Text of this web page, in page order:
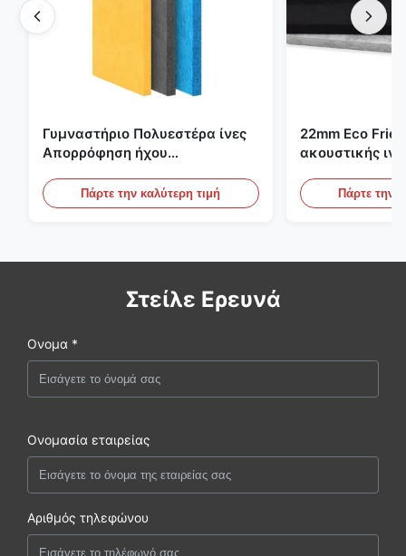
Γυμναστήριο Πολυεστέρα ίνες
Απορρόφηση ήχου
εξατομικευμένο σχεδιασμό
Πάρτε την καλύτερη τιμή
22mm Eco
ακουστικής
σινεμάΠάρτε την
Στείλε Ερευνά
Ονομα *
Ονομασία εταιρείας
Αριθμός τηλεφώνου